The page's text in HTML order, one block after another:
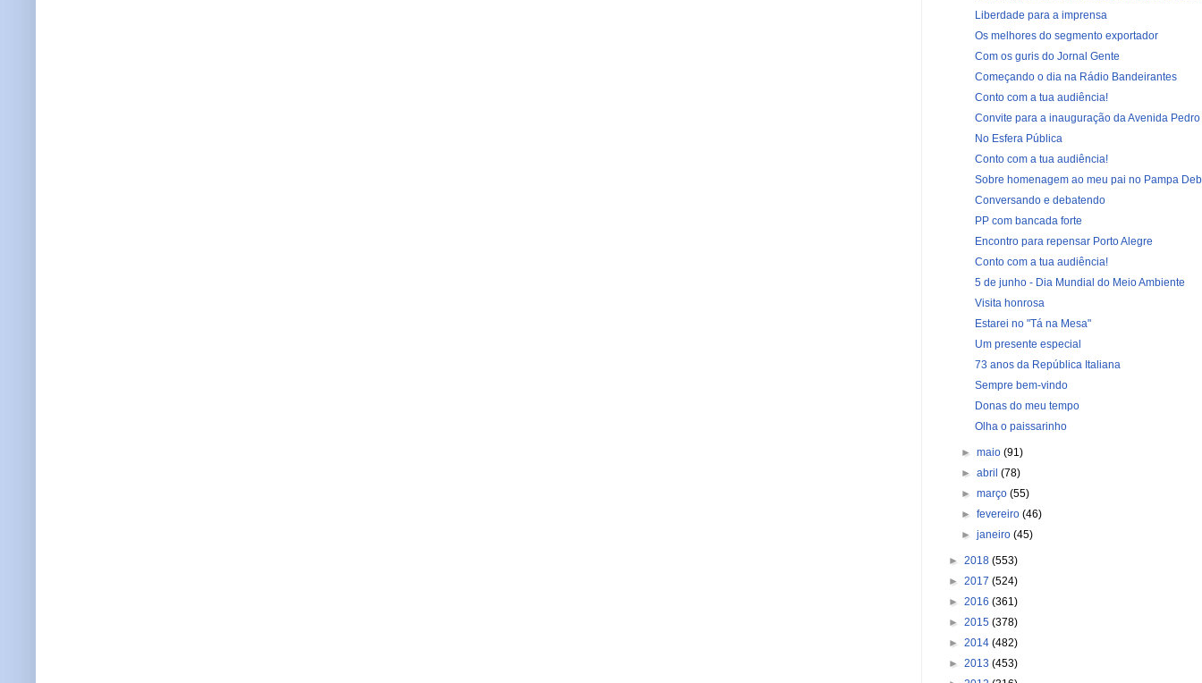
Liberdade para a imprensa
Os melhores do segmento exportador
Com os guris do Jornal Gente
Começando o dia na Rádio Bandeirantes
Conto com a tua audiência!
Convite para a inauguração da Avenida Pedro
No Esfera Pública
Conto com a tua audiência!
Sobre homenagem ao meu pai no Pampa
Conversando e debatendo
PP com bancada forte
Encontro para repensar Porto Alegre
Conto com a tua audiência!
5 de junho - Dia Mundial do Meio Ambiente
Visita honrosa
Estarei no "Tá na Mesa"
Um presente especial
73 anos da República Italiana
Sempre bem-vindo
Donas do meu tempo
Olha o paissarinho
►maio(91)
►abril(78)
►março(55)
►fevereiro(46)
►janeiro(45)
► 2018 (553)
► 2017 (524)
► 2016 (361)
► 2015 (378)
► 2014 (482)
► 2013 (453)